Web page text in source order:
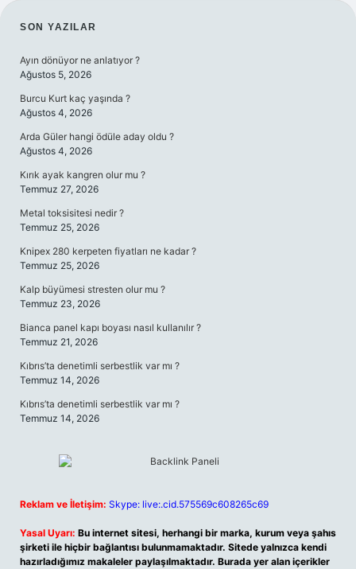
SIDEBAR
SON YAZILAR
Ayın dönüyor ne anlatıyor ?
Ağustos 5, 2026
Burcu Kurt kaç yaşında ?
Ağustos 4, 2026
Arda Güler hangi ödüle aday oldu ?
Ağustos 4, 2026
Kırık ayak kangren olur mu ?
Temmuz 27, 2026
Metal toksisitesi nedir ?
Temmuz 25, 2026
Knipex 280 kerpeten fiyatları ne kadar ?
Temmuz 25, 2026
Kalp büyümesi stresten olur mu ?
Temmuz 23, 2026
Bianca panel kapı boyası nasıl kullanılır ?
Temmuz 21, 2026
Kıbrıs’ta denetimli serbestlik var mı ?
Temmuz 14, 2026
Kıbrıs’ta denetimli serbestlik var mı ?
Temmuz 14, 2026
Reklam ve İletişim: Skype: live:.cid.575569c608265c69
Yasal Uyarı: Bu internet sitesi, herhangi bir marka, kurum veya şahıs
şirketi ile hiçbir bağlantısı bulunmamaktadır. Sitede yalnızca kendi
hazırladığımız makaleler paylaşılmaktadır. Burada yer alan içerikler